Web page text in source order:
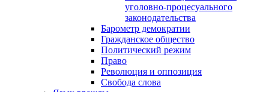
уголовно-процесуального
законодательства
Барометр демократии
Гражданское общество
Политический режим
Право
Революция и оппозиция
Свобода слова